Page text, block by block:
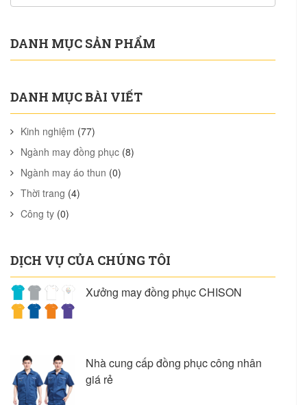
DANH MỤC SẢN PHẨM
DANH MỤC BÀI VIẾT
Kinh nghiệm (77)
Ngành may đồng phục (8)
Ngành may áo thun (0)
Thời trang (4)
Công ty (0)
DỊCH VỤ CỦA CHÚNG TÔI
Xưởng may đồng phục CHISON
Nhà cung cấp đồng phục công nhân
giá rẻ